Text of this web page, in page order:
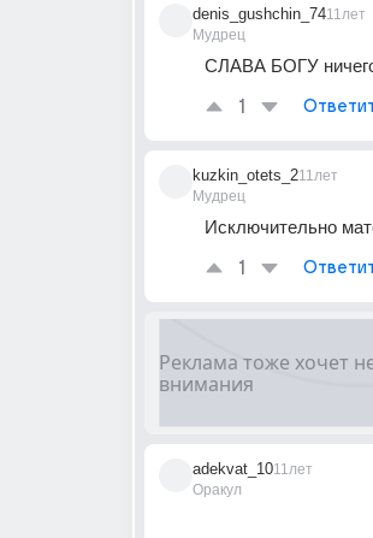
denis_gushchin_74
Мудрец
11лет
СЛАВА БОГУ
1
kuzkin_otets_2
Мудрец
11лет
Исключительно
1
adekvat_10
Оракул
11лет